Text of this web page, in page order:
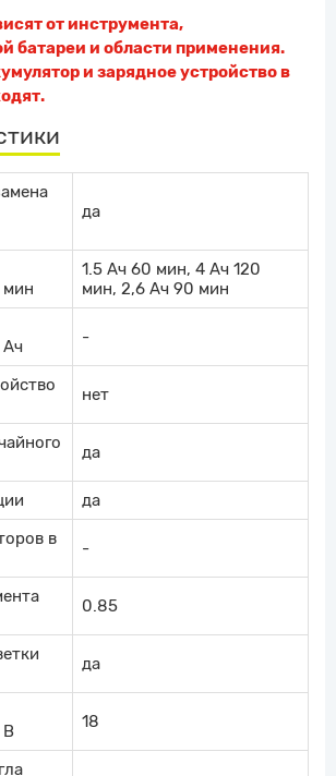
от инструмента,
батареи и области применения.
и зарядное устройство в
да
мин
1.5 Ач 60 мин, 4 Ач 120
мин, 2,6 Ач 90 мин
Ач
-
нет
да
да
в
-
0.85
да
В
18